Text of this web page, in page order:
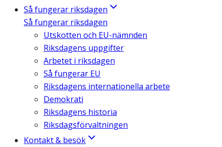
Så fungerar riksdagen
Så fungerar riksdagen
Utskotten och EU-nämnden
Riksdagens uppgifter
Arbetet i riksdagen
Så fungerar EU
Riksdagens internationella arbete
Demokrati
Riksdagens historia
Riksdagsförvaltningen
Kontakt & besök